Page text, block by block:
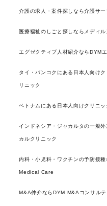
介護の求人・案件探しなら介護サー
医療福祉のしごと探しならメディル
エグゼクティブ人材紹介ならDYM
タイ・バンコクにある日本人向け
リニック
ベトナムにある日本人向けクリニ
インドネシア・ジャカルタの一般
カルクリニック
内科・小児科・ワクチンの予防接
Medical Care
M&A仲介ならDYM M&Aコンサルテ